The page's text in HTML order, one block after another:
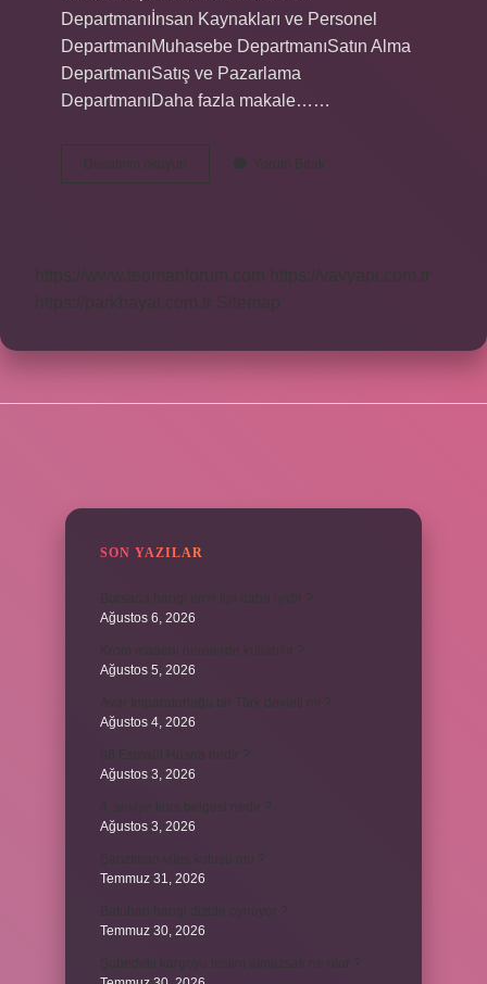
Departmanıİnsan Kaynakları ve Personel
DepartmanıMuhasebe DepartmanıSatın Alma
DepartmanıSatış ve Pazarlama
DepartmanıDaha fazla makale……
Otellerde
Yorum Bırak
https://www.teomanforum.com
https://vavyapi.com.tr
https://parkhayat.com.tr
Sitemap
SON YAZILAR
Ağustos 6, 2026
Ağustos 5, 2026
Ağustos 4, 2026
Ağustos 3, 2026
Ağustos 3, 2026
Temmuz 31, 2026
Temmuz 30, 2026